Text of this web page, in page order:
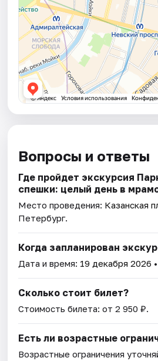
Вопросы и ответы
Где пройдет экскурсия
спешки: целый день в
Место проведения: Казанская
Петербург.
Когда запланирован
Дата и время: 19 декабря 2026
Сколько стоит билет?
Стоимость билета: от 2 950 ₽.
Есть ли возрастные
Возрастные ограничения